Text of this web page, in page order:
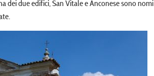
dei due edifici, San Vitale e Anconese sono nomi